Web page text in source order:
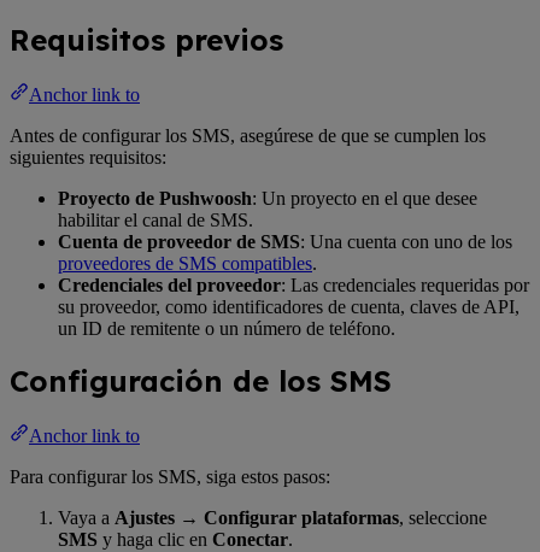
Requisitos previos
Anchor link to
Antes de configurar los SMS, asegúrese de que se cumplen los
siguientes requisitos:
Proyecto de Pushwoosh: Un proyecto en el que desee
habilitar el canal de SMS.
Cuenta de proveedor de SMS: Una cuenta con uno de los
proveedores de SMS compatibles.
Credenciales del proveedor: Las credenciales requeridas por
su proveedor, como identificadores de cuenta, claves de API,
un ID de remitente o un número de teléfono.
Configuración de los SMS
Anchor link to
Para configurar los SMS, siga estos pasos:
Vaya a Ajustes → Configurar plataformas, seleccione
SMS y haga clic en Conectar.